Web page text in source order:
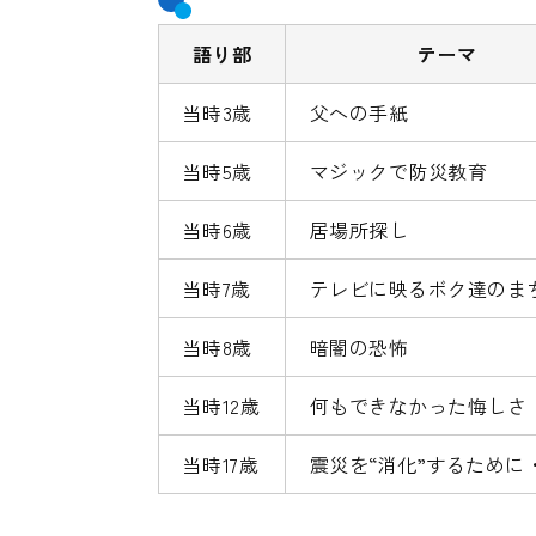
語り部 テーマ
当時3歳 父への手紙
当時5歳 マジックで防災教育
当時6歳 居場所探し
当時7歳 テレビに映るボク達のま
当時8歳 暗闇の恐怖
当時12歳 何もできなかった悔しさ
当時17歳 震災を“消化”するために